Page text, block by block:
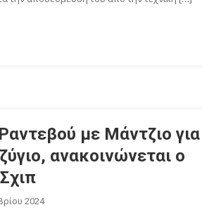
με Μάντζιο για
ανακοινώνεται ο
2024